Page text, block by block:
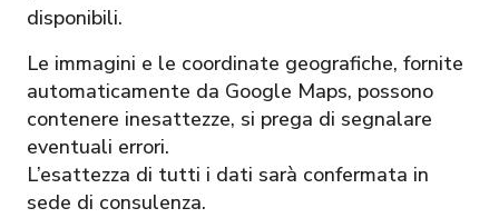
disponibili.
Le immagini e le coordinate geografiche, fornite
automaticamente da Google Maps, possono
contenere inesattezze, si prega di segnalare
eventuali errori.
L’esattezza di tutti i dati sarà confermata in
sede di consulenza.